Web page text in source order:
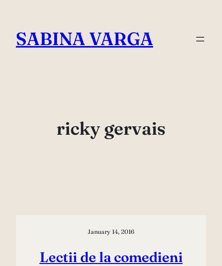
content
SABINA VARGA
ricky gervais
January 14, 2016
Lectii de la comedieni